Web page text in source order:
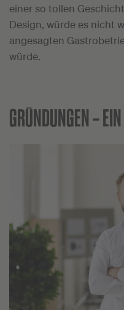
einer so tollen
Design, würde es nicht
angesagten
würde.
GRÜNDUNGEN –